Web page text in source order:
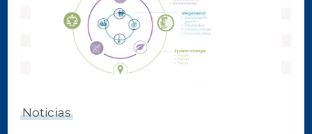
Noticias